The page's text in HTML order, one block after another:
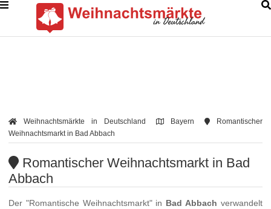
Weihnachtsmärkte in Deutschland Bayern
Romantischer
Weihnachtsmarkt in Bad Abbach
Romantischer Weihnachtsmarkt in Bad
Abbach
Der "Romantische Weihnachtsmarkt" in Bad Abbach verwandelt